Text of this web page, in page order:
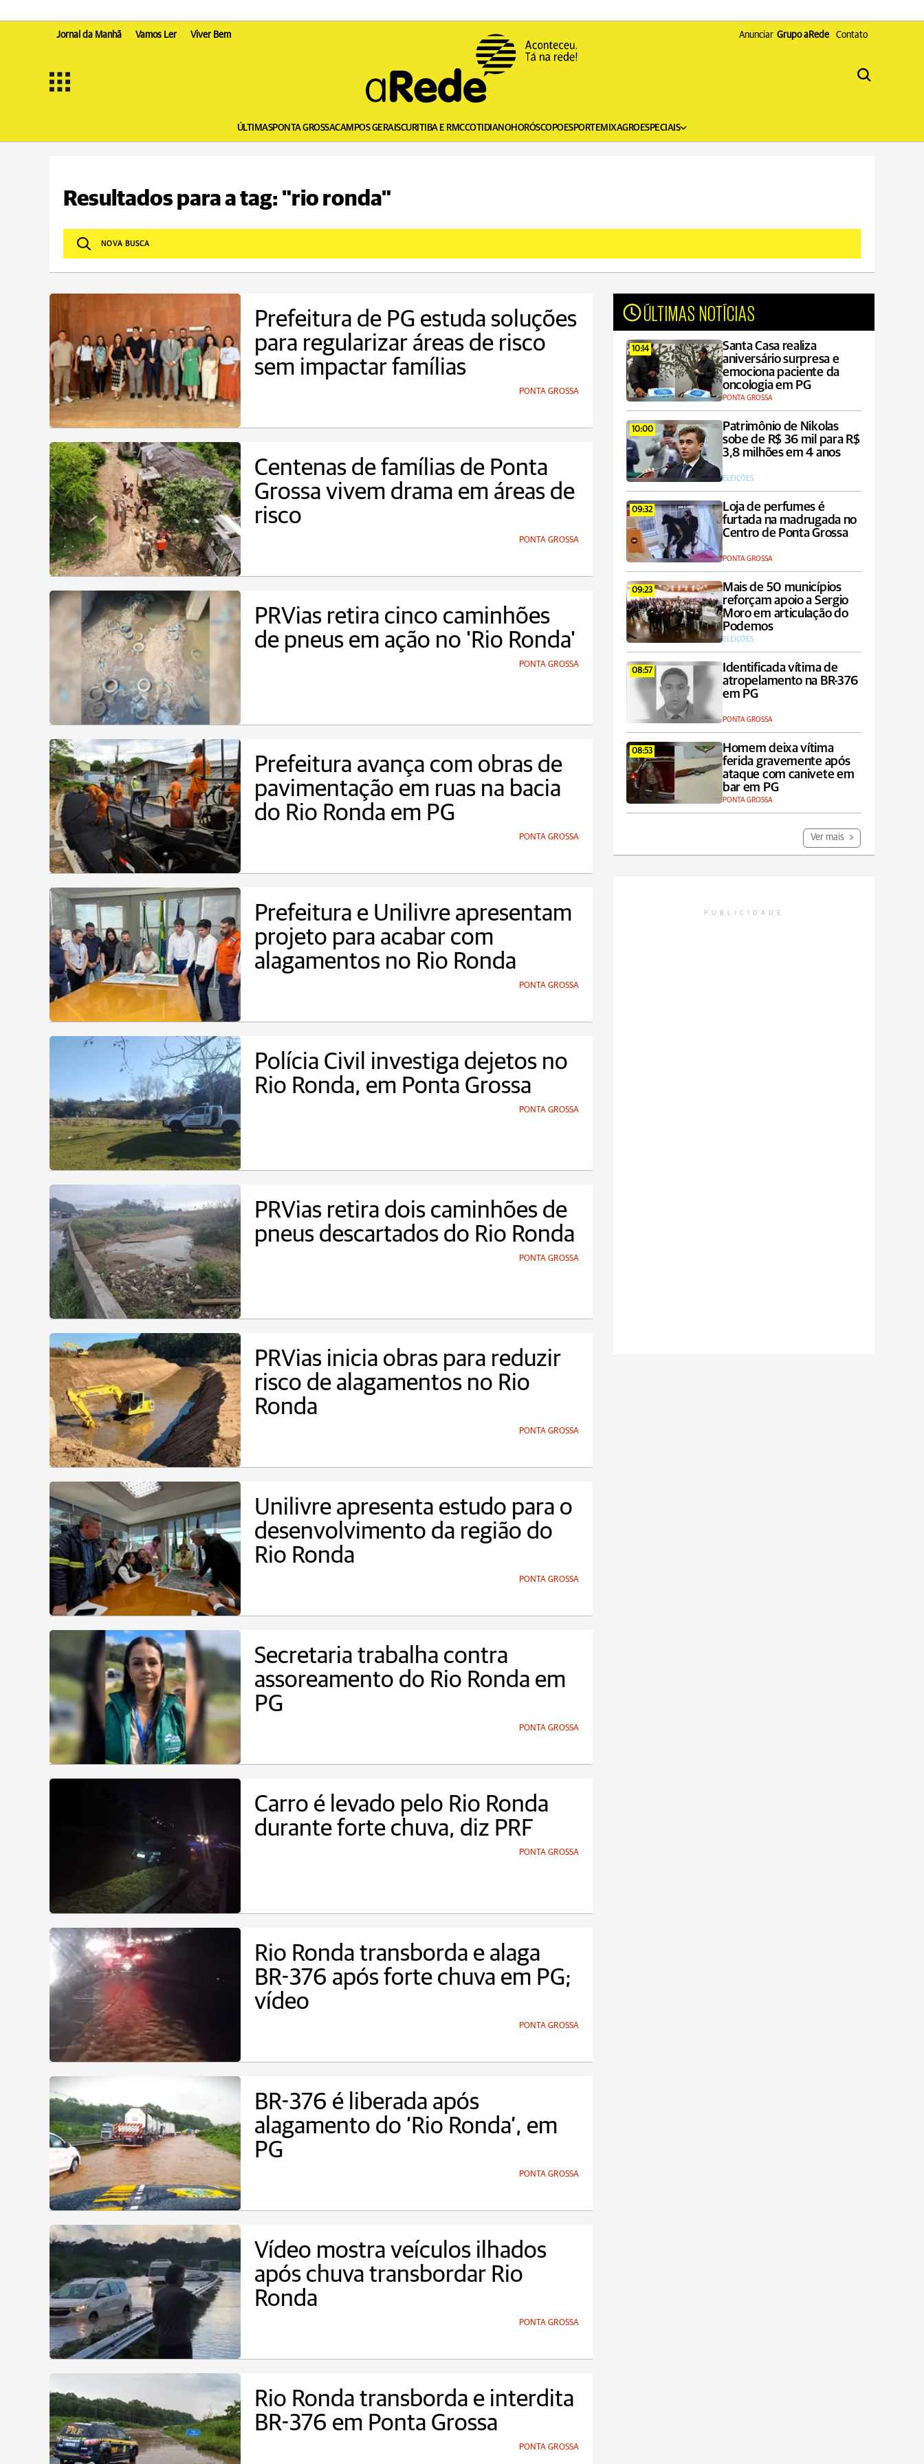
Jornal da Manhã Vamos Ler Viver Bem Anunciar Grupo aRede Contato
ÚLTIMASPONTA GROSSACAMPOS GERAISCURITIBA E RMCCOTIDIANOHORÓSCOPOESPORTEMIXAGROESPECIAIS
Resultados para a tag: "rio ronda"
Prefeitura de PG estuda soluções
para regularizar áreas de risco
sem impactar famílias
PONTA GROSSA
Centenas de famílias de Ponta
Grossa vivem drama em áreas de
risco
PONTA GROSSA
PRVias retira cinco caminhões
de pneus em ação no 'Rio Ronda'
PONTA GROSSA
Prefeitura avança com obras de
pavimentação em ruas na bacia
do Rio Ronda em PG
PONTA GROSSA
Prefeitura e Unilivre apresentam
projeto para acabar com
alagamentos no Rio Ronda
PONTA GROSSA
Polícia Civil investiga dejetos no
Rio Ronda, em Ponta Grossa
PONTA GROSSA
PRVias retira dois caminhões de
pneus descartados do Rio Ronda
PONTA GROSSA
PRVias inicia obras para reduzir
risco de alagamentos no Rio
Ronda
PONTA GROSSA
Unilivre apresenta estudo para o
desenvolvimento da região do
Rio Ronda
PONTA GROSSA
Secretaria trabalha contra
assoreamento do Rio Ronda em
PG
PONTA GROSSA
Carro é levado pelo Rio Ronda
durante forte chuva, diz PRF
PONTA GROSSA
Rio Ronda transborda e alaga
BR-376 após forte chuva em PG;
vídeo
PONTA GROSSA
BR-376 é liberada após
alagamento do ‘Rio Ronda’, em
PG
PONTA GROSSA
Vídeo mostra veículos ilhados
após chuva transbordar Rio
Ronda
PONTA GROSSA
Rio Ronda transborda e interdita
BR-376 em Ponta Grossa
PONTA GROSSA
ÚLTIMAS NOTÍCIAS
10:14
Santa Casa realiza
aniversário surpresa e
emociona paciente da
oncologia em PG
PONTA GROSSA
10:00
Patrimônio de Nikolas
sobe de R$ 36 mil para R$
3,8 milhões em 4 anos
ELEIÇÕES
09:32
Loja de perfumes é
furtada na madrugada no
Centro de Ponta Grossa
PONTA GROSSA
09:23
Mais de 50 municípios
reforçam apoio a Sergio
Moro em articulação do
Podemos
ELEIÇÕES
08:57
Identificada vítima de
atropelamento na BR-376
em PG
PONTA GROSSA
08:53
Homem deixa vítima
ferida gravemente após
ataque com canivete em
bar em PG
PONTA GROSSA
Ver mais
PUBLICIDADE